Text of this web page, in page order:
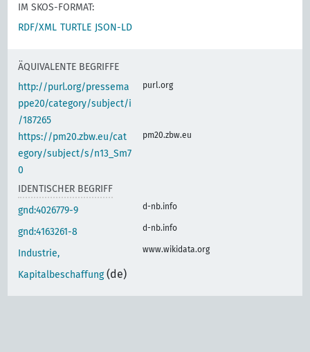
IM SKOS-FORMAT:
RDF/XML TURTLE JSON-LD
ÄQUIVALENTE BEGRIFFE
http://purl.org/pressema
ppe20/category/subject/i
/187265
purl.org
https://pm20.zbw.eu/cat
egory/subject/s/n13_Sm7
0
pm20.zbw.eu
IDENTISCHER BEGRIFF
gnd:4026779-9
d-nb.info
gnd:4163261-8 d-nb.info
Industrie,
Kapitalbeschaffung (de)
www.wikidata.org